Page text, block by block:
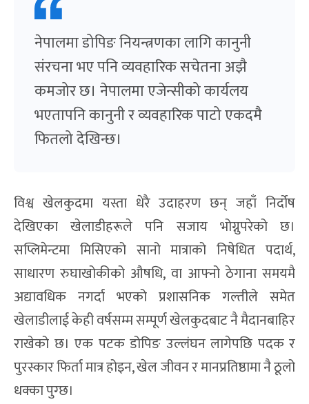
नेपालमा डोपिङ नियन्त्रणका लागि कानुनी
संरचना भए पनि व्यवहारिक सचेतना अझै
कमजोर छ। नेपालमा एजेन्सीको कार्यलय
भएतापनि कानुनी र व्यवहारिक पाटो एकदमै
फितलो देखिन्छ।
विश्व खेलकुदमा यस्ता धेरै उदाहरण छन् जहाँ निर्दोष
देखिएका खेलाडीहरूले पनि सजाय भोग्नुपरेको छ।
सप्लिमेन्टमा मिसिएको सानो मात्राको निषेधित पदार्थ,
साधारण रुघाखोकीको औषधि, वा आफ्नो ठेगाना समयमै
अद्यावधिक नगर्दा भएको प्रशासनिक गल्तीले समेत
खेलाडीलाई केही वर्षसम्म सम्पूर्ण खेलकुदबाट नै मैदानबाहिर
राखेको छ। एक पटक डोपिङ उल्लंघन लागेपछि पदक र
पुरस्कार फिर्ता मात्र होइन, खेल जीवन र मानप्रतिष्ठामा नै ठूलो
धक्का पुग्छ।